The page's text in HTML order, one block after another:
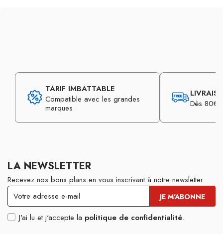
TARIF IMBATTABLE
Compatible avec les grandes
marques
Dès 80€
LA NEWSLETTER
Recevez nos bons plans en vous inscrivant à notre newsletter
J'ai lu et j'accepte la politique de confidentialité.